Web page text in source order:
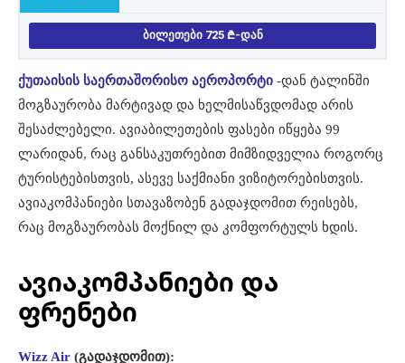
ᲑᲘᲚᲔᲗᲔᲑᲘ 725 -ᲓᲐᲜ
ქუთაისის საერთაშორისო აეროპორტი -დან ტალინში
მოგზაურობა მარტივად და ხელმისაწვდომად არის
შესაძლებელი. ავიაბილეთების ფასები იწყება 99
ლარიდან, რაც განსაკუთრებით მიმზიდველია როგორც
ტურისტებისთვის, ასევე საქმიანი ვიზიტორებისთვის.
ავიაკომპანიები სთავაზობენ გადაჯდომით რეისებს,
რაც მოგზაურობას მოქნილ და კომფორტულს ხდის.
ავიაკომპანიები და
ფრენები
Wizz Air (გადაჯდომით):